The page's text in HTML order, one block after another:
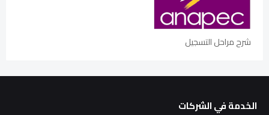
شرح مراحل التسجيل
الخدمة في الشركات